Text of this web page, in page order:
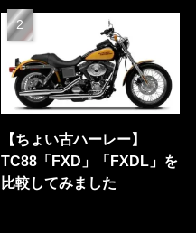
【ちょい古ハーレー】
TC88「FXD」「FXDL」を
比較してみました